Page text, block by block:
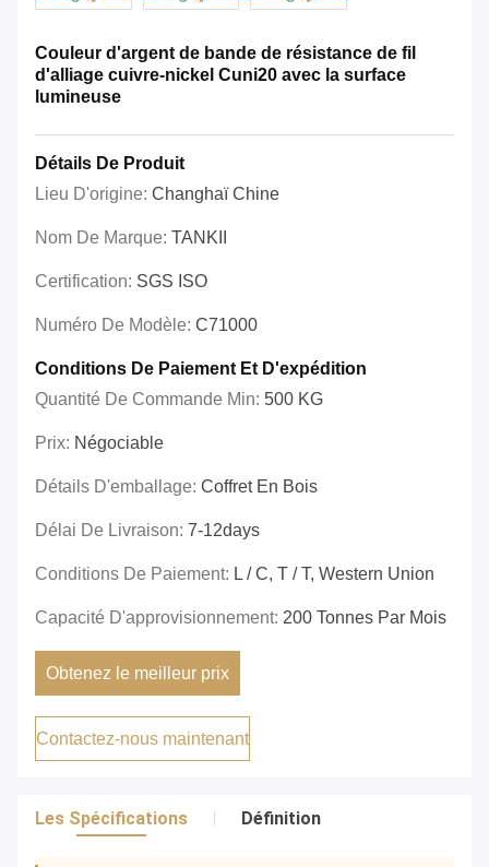
Couleur d'argent de bande de résistance de fil
d'alliage cuivre-nickel Cuni20 avec la surface
lumineuse
Détails De Produit
Lieu D'origine: Changhaï Chine
Nom De Marque: TANKII
Certification: SGS ISO
Numéro De Modèle: C71000
Conditions De Paiement Et D'expédition
Quantité De Commande Min: 500 KG
Prix: Négociable
Détails D'emballage: Coffret En Bois
Délai De Livraison: 7-12days
Conditions De Paiement: L / C, T / T, Western Union
Capacité D'approvisionnement: 200 Tonnes Par Mois
Obtenez le meilleur prix
Contactez-nous maintenant
Les Spécifications Définition